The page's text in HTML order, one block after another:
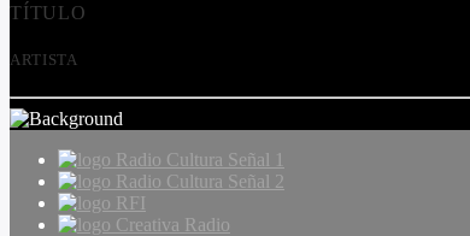
TÍTULO
ARTISTA
Radio Cultura Señal 1
Radio Cultura Señal 2
RFI
Creativa Radio